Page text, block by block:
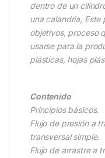
dentro de un
una calandria,
objetivos, proceso
usarse para la
plásticas, hojas
Contenido
Principios básicos.
Flujo de presión a
transversal simple.
Flujo de arrastre a